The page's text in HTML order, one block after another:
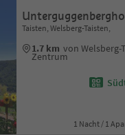
Taisten, Welsberg-Taisten,
1.7 km von Welsberg-
Zentrum
1 Nacht / 1